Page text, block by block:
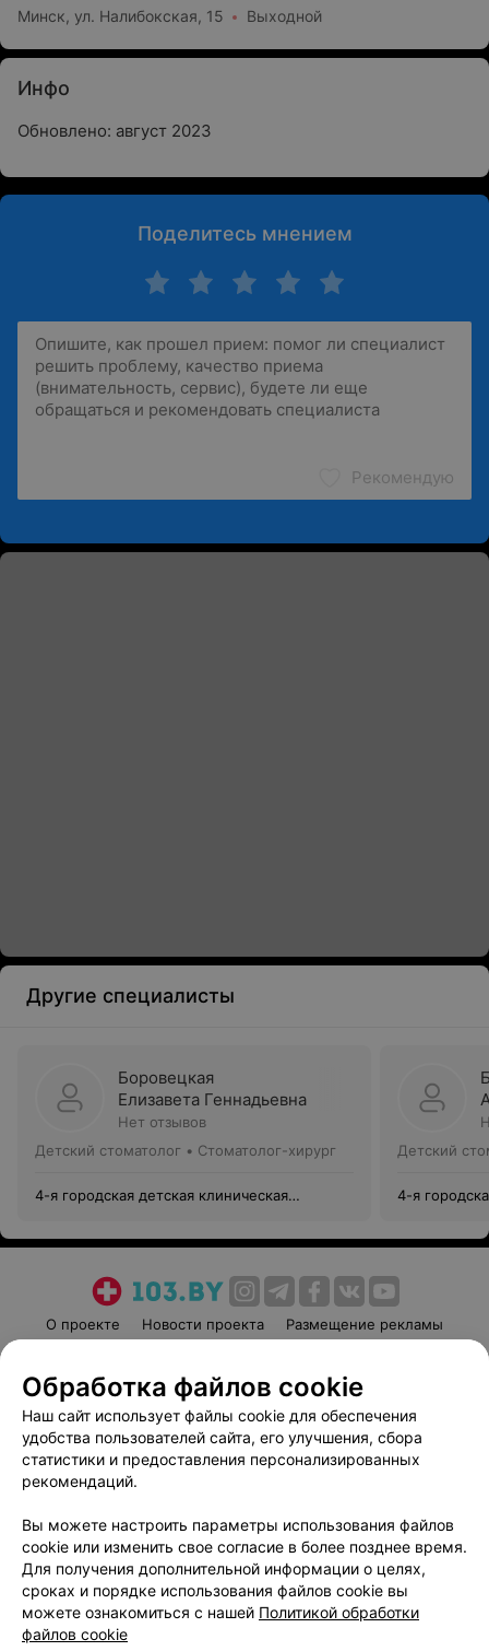
Минск, ул. Налибокская, 15 Выходной
Инфо
Обновлено: август 2023
Поделитесь мнением
Рекомендую
Другие специалисты
Боровецкая
Елизавета Геннадьевна
Нет отзывов
Детский стоматолог • Стоматолог-хирург
4-я городская детская клиническая
Детский
4-я
О проекте Новости проекта
Размещение рекламы
Пользовательское соглашение
Способы оплаты
Вакансии
Партнеры
Написать руководителю 103.by
Обработка персональных данных
Обработка файлов cookie
Наш сайт использует файлы cookie для обеспечения
удобства пользователей сайта, его улучшения, сбора
статистики и предоставления персонализированных
рекомендаций.
Вы можете настроить параметры использования файлов
cookie или изменить свое согласие в более позднее время.
Для получения дополнительной информации о целях,
сроках и порядке использования файлов cookie вы
можете ознакомиться с нашей Политикой обработки
файлов cookie